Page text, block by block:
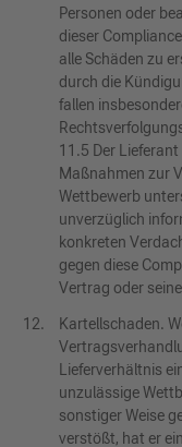
Personen oder
dieser
alle Schäden zu
durch die
fallen
11.5 Der
Maßnahmen zur
Wettbewerb
unverzüglich
konkreten
gegen diese
Vertrag oder
Kartellschaden.
Lieferverhältnis
unzulässige
sonstiger Weise
verstößt, hat er